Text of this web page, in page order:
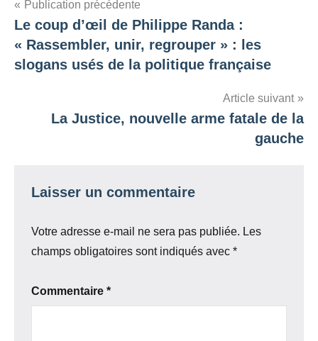
Navigation
de
l’article
Publication précédente
Le coup d’œil de Philippe Randa :
« Rassembler, unir, regrouper » : les
slogans usés de la politique française
Article suivant
La Justice, nouvelle arme fatale de la
gauche
Laisser un commentaire
Votre adresse e-mail ne sera pas publiée. Les
champs obligatoires sont indiqués avec *
Commentaire *